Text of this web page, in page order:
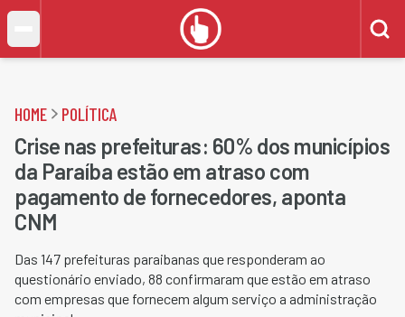
HOME POLÍTICA
Crise nas prefeituras: 60% dos municípios
da Paraíba estão em atraso com
pagamento de fornecedores, aponta
CNM
Das 147 prefeituras paraibanas que responderam ao
questionário enviado, 88 confirmaram que estão em atraso
com empresas que fornecem algum serviço a administração